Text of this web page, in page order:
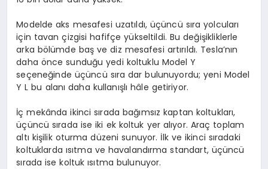
Modelde aks mesafesi uzatıldı, üçüncü sıra yolcuları
için tavan çizgisi hafifçe yükseltildi. Bu değişikliklerle
arka bölümde baş ve diz mesafesi artırıldı. Tesla’nın
daha önce sunduğu yedi koltuklu Model Y
seçeneğinde üçüncü sıra dar bulunuyordu; yeni Model
Y L bu alanı daha kullanışlı hâle getiriyor.
İç mekânda ikinci sırada bağımsız kaptan koltukları,
üçüncü sırada ise iki ek koltuk yer alıyor. Araç toplam
altı kişilik oturma düzeni sunuyor. İlk ve ikinci sıradaki
koltuklarda ısıtma ve havalandırma standart, üçüncü
sırada ise koltuk ısıtma bulunuyor.